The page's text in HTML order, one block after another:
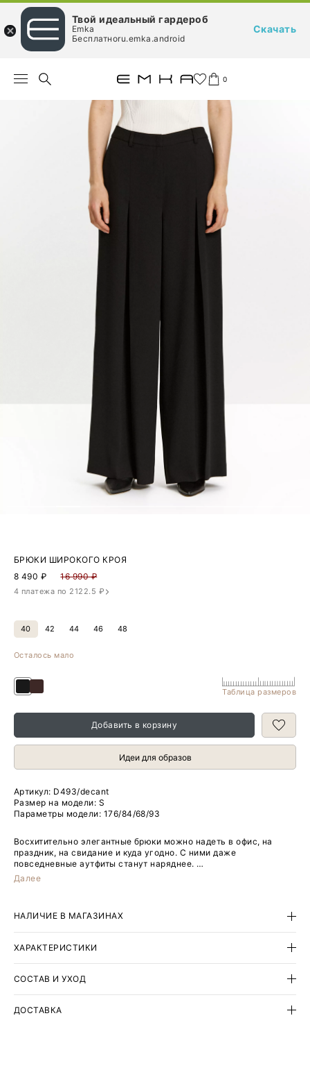
0
БРЮКИ ШИРОКОГО КРОЯ
8 490 ₽ 16 990 ₽
4 платежа по 2122.5 ₽
40
Осталось мало
42 44 46 48
Таблица размеров
Добавить в корзину
Идеи для образов
Артикул: D493/decant
Размер на модели: S
Параметры модели: 176/84/68/93
Восхитительно элегантные брюки можно надеть в офис, на
праздник, на свидание и куда угодно. С ними даже
повседневные аутфиты станут наряднее.
Эти брюки отличают большие зеркальные защипы. Они
крючки.
имеет креповую фактуру.
Далее
НАЛИЧИЕ В МАГАЗИНАХ
ХАРАКТЕРИСТИКИ
СОСТАВ И УХОД
ДОСТАВКА
Твой идеальный гардероб
Emka
Бесплатноru.emka.android
Скачать